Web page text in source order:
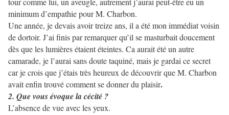
minimum d’empathie pour M. Charbon.
Une année, je devais avoir treize ans, il a été mon immédiat voisin
de dortoir. J’ai finis par remarquer qu’il se masturbait doucement
dès que les lumières étaient éteintes. Ca aurait été un autre
camarade, je l’aurai sans doute taquiné, mais je gardai ce secret
car je crois que j’étais très heureux de découvrir que M. Charbon
avait enfin trouvé comment se donner du plaisir.
2. Que vous évoque la cécité ?
L’absence de vue avec les yeux.